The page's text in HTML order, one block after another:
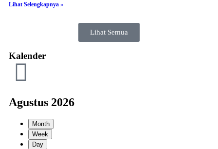
Lihat Selengkapnya »
Lihat Semua
Kalender
Agustus 2026
Month
Week
Day